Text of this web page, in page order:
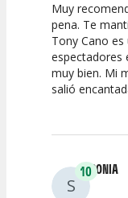
10
Calidad del
Espectáculo
Muy
pena. Te
Tony Cano
espectadores
muy bien. Mi
salió
S
10SONIA